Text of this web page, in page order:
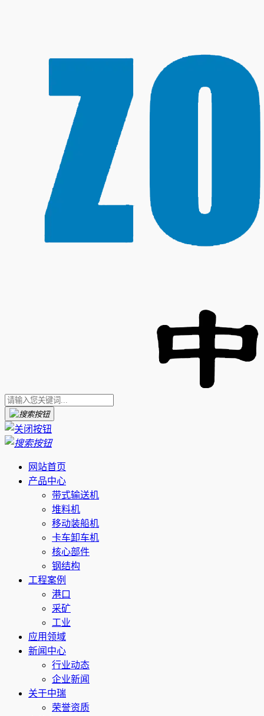
网站首页
产品中心
带式输送机
堆料机
移动装船机
卡车卸车机
核心部件
钢结构
工程案例
港口
采矿
工业
应用领域
新闻中心
行业动态
企业新闻
关于中瑞
荣誉资质